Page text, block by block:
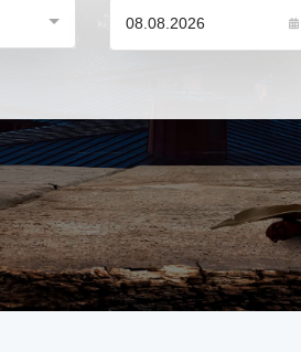
Lütfen araç alış tarihinizi